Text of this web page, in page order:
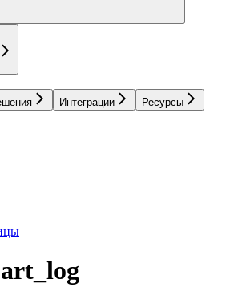
Интеграции Ресурсы